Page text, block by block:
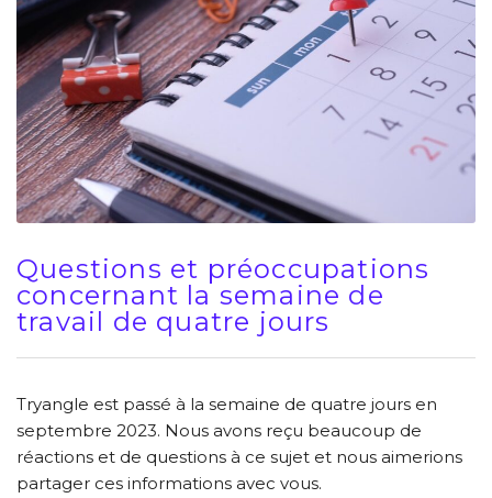
Questions et préoccupations
concernant la semaine de
travail de quatre jours
Tryangle est passé à la semaine de quatre jours en
septembre 2023. Nous avons reçu beaucoup de
réactions et de questions à ce sujet et nous aimerions
partager ces informations avec vous.